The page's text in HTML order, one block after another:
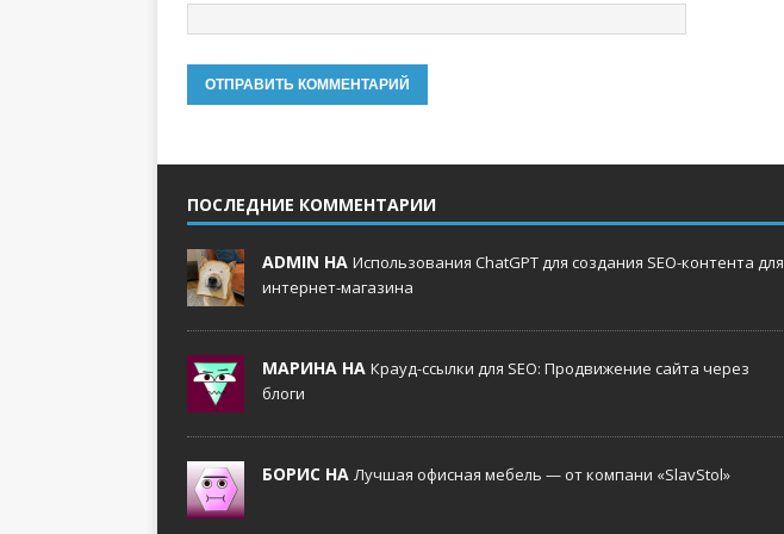
ПОСЛЕДНИЕ КОММЕНТАРИИ
ADMIN НА Использования ChatGPT для создания SEO-контента для
интернет-магазина
МАРИНА НА Крауд-ссылки для SEO: Продвижение сайта через
блоги
БОРИС НА Лучшая офисная мебель — от компани «SlavStol»